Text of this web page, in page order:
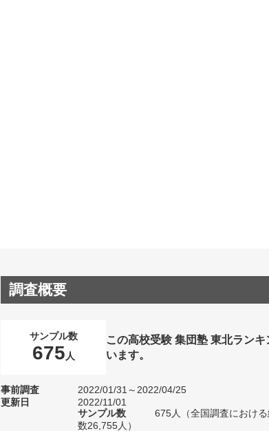
調査概要
サンプル数
675 人
この高校受験 集団塾 東北ラン
います。
事前調査
2022/01/31～2022/04/25
更新日
2022/11/01
サンプル数
675人（全国調査におけ
数26,755人）